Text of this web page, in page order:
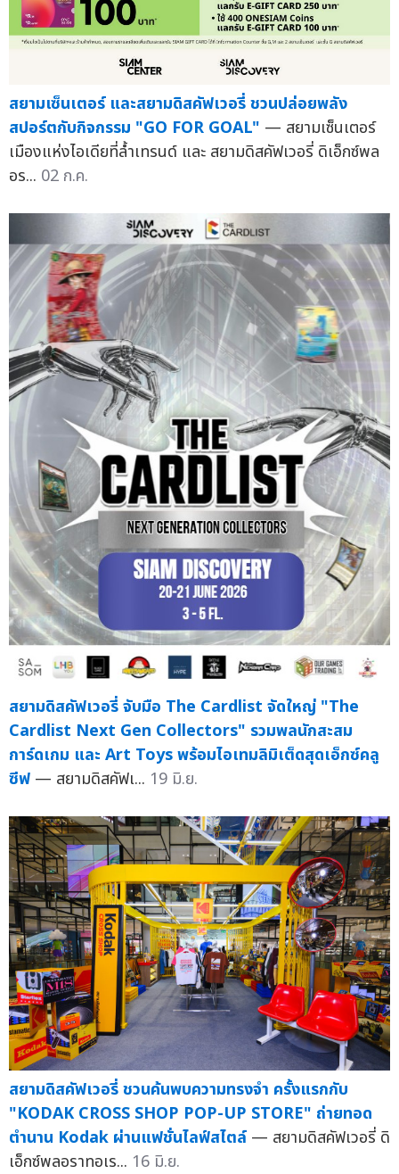
สยามเซ็นเตอร์ และสยามดิสคัฟเวอรี่ ชวนปล่อยพลัง
สปอร์ตกับกิจกรรม "GO FOR GOAL" — สยามเซ็นเตอร์
เมืองแห่งไอเดียที่ล้ำเทรนด์ และ สยามดิสคัฟเวอรี่ ดิเอ็กซ์พล
อร... 02 ก.ค.
สยามดิสคัฟเวอรี่ จับมือ The Cardlist จัดใหญ่ "The
Cardlist Next Gen Collectors" รวมพลนักสะสม
การ์ดเกม และ Art Toys พร้อมไอเทมลิมิเต็ดสุดเอ็กซ์คลู
ซีฟ — สยามดิสคัฟเ... 19 มิ.ย.
สยามดิสคัฟเวอรี่ ชวนค้นพบความทรงจำ ครั้งแรกกับ
"KODAK CROSS SHOP POP-UP STORE" ถ่ายทอด
ตำนาน Kodak ผ่านแฟชั่นไลฟ์สไตล์ — สยามดิสคัฟเวอรี่ ดิ
เอ็กซ์พลอราทอเร... 16 มิ.ย.